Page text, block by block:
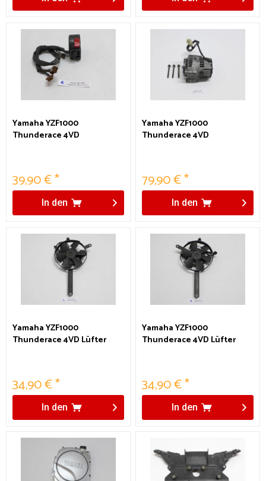
Yamaha YZF1000
Thunderace 4VD
39,90 € *
In den
Yamaha YZF1000
Thunderace 4VD
79,90 € *
In den
Yamaha YZF1000
Thunderace 4VD Lüfter
34,90 € *
In den
Yamaha YZF1000
Thunderace 4VD Lüfter
34,90 € *
In den